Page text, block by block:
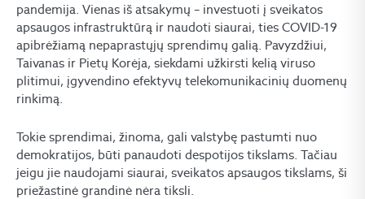
pandemija. Vienas iš atsakymų – investuoti į sveikatos
apsaugos infrastruktūrą ir naudoti siaurai, ties COVID-19
apibrėžiamą nepaprastųjų sprendimų galią. Pavyzdžiui,
Taivanas ir Pietų Korėja, siekdami užkirsti kelią viruso
plitimui, įgyvendino efektyvų telekomunikacinių duomenų
rinkimą.
Tokie sprendimai, žinoma, gali valstybę pastumti nuo
demokratijos, būti panaudoti despotijos tikslams. Tačiau
jeigu jie naudojami siaurai, sveikatos apsaugos tikslams, ši
priežastinė grandinė nėra tiksli.